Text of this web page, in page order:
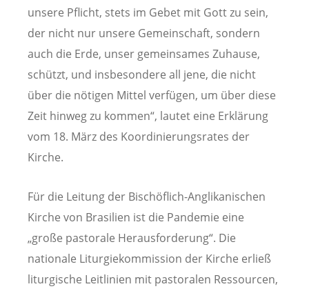
unsere Pflicht, stets im Gebet mit Gott zu sein,
der nicht nur unsere Gemeinschaft, sondern
auch die Erde, unser gemeinsames Zuhause,
schützt, und insbesondere all jene, die nicht
über die nötigen Mittel verfügen, um über diese
Zeit hinweg zu kommen“, lautet eine Erklärung
vom 18. März des Koordinierungsrates der
Kirche.
Für die Leitung der Bischöflich-Anglikanischen
Kirche von Brasilien ist die Pandemie eine
„große pastorale Herausforderung“. Die
nationale Liturgiekommission der Kirche erließ
liturgische Leitlinien mit pastoralen Ressourcen,